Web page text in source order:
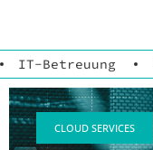
IT-Betreuung
CLOUD SERVICES